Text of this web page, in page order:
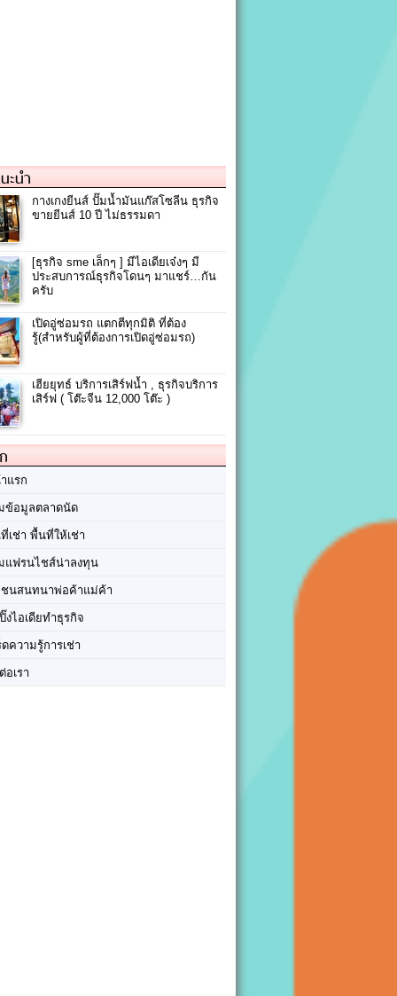
ะนำ
กางเกงยีนส์ ปั๊มน้ำมันแก๊สโซลีน ธุรกิจ
ขายยีนส์ 10 ปี ไม่ธรรมดา
[ธุรกิจ sme เล็กๆ ] มีไอเดียเจ๋งๆ มี
ประสบการณ์ธุรกิจโดนๆ มาแชร์…กัน
ครับ
เปิดอู่ซ่อมรถ แตกตีทุกมิติ ที่ต้อง
รู้(สำหรับผู้ที่ต้องการเปิดอู่ซ่อมรถ)
เฮียยุทธ์ บริการเสิร์ฟน้ำ , ธุรกิจบริการ
เสิร์ฟ ( โต๊ะจีน 12,000 โต๊ะ )
แรก
ข้อมูลตลาดนัด
เช่า พื้นที่ให้เช่า
แฟรนไชส์น่าลงทุน
นสนทนาพ่อค้าแม่ค้า
งไอเดียทำธุรกิจ
ดความรู้การเช่า
อเรา